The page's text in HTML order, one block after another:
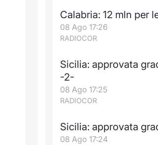
Calabria: 12 mln per
08 Ago 17:26
RADIOCOR
Sicilia: approvata
-2-
08 Ago 17:25
RADIOCOR
Sicilia: approvata
08 Ago 17:24